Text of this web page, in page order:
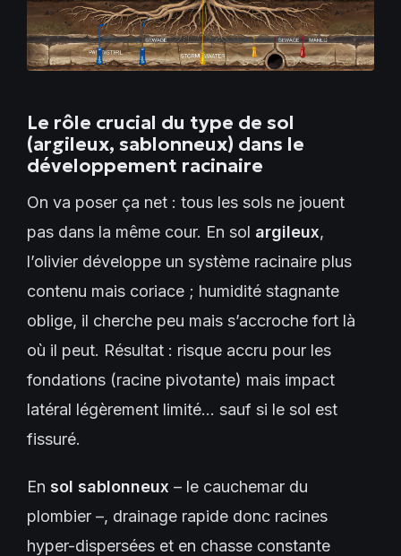
Le rôle crucial du type de sol
(argileux, sablonneux) dans le
développement racinaire
On va poser ça net : tous les sols ne jouent
pas dans la même cour. En sol argileux,
l’olivier développe un système racinaire plus
contenu mais coriace ; humidité stagnante
oblige, il cherche peu mais s’accroche fort là
où il peut. Résultat : risque accru pour les
fondations (racine pivotante) mais impact
latéral légèrement limité… sauf si le sol est
fissuré.
En sol sablonneux – le cauchemar du
plombier –, drainage rapide donc racines
hyper-dispersées et en chasse constante